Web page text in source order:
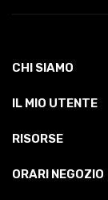
CHI SIAMO
IL MIO UTENTE
RISORSE
ORARI NEGOZIO